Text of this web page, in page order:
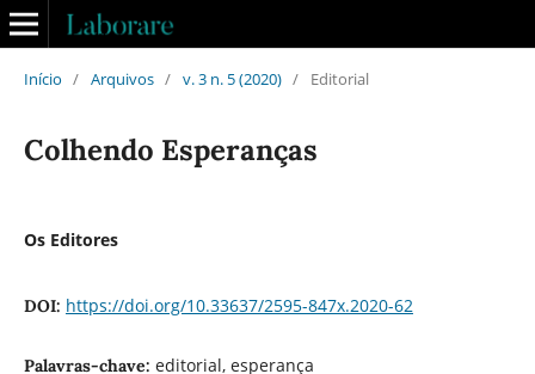
Início / Arquivos / v. 3 n. 5 (2020) / Editorial
Colhendo Esperanças
Os Editores
DOI: https://doi.org/10.33637/2595-847x.2020-62
Palavras-chave: editorial, esperança